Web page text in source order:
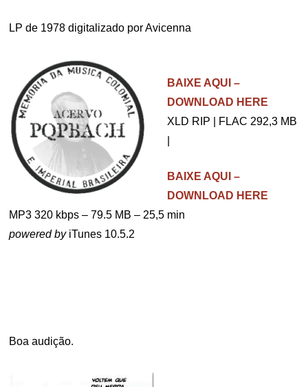
LP de 1978 digitalizado por Avicenna
BAIXE AQUI –
DOWNLOAD HERE
XLD RIP | FLAC 292,3 MB
BAIXE AQUI –
DOWNLOAD HERE
MP3 320 kbps – 79.5 MB – 25,5 min
powered byiTunes 10.5.2
Boa audição.